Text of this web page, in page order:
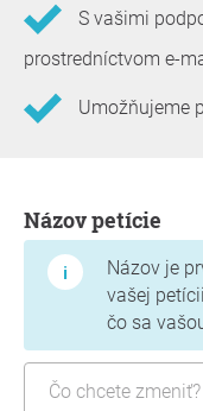
S vašimi
prostredníctvom e-
Umožňujeme
Názov petície
Názov je
vašej
čo sa